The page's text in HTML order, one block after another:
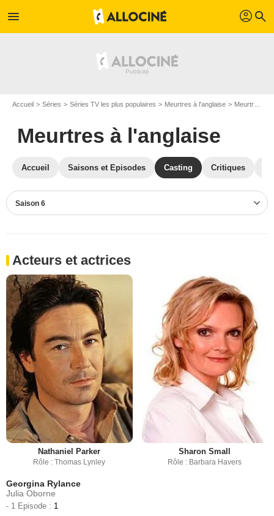
menu profil search
Accueil Séries Séries TV les plus populaires Meurtres à l'anglaise Meurtres à l'anglaise S06
Meurtres à l'anglaise
Accueil Saisons et Episodes Casting Critiques
Saison 6
Acteurs et actrices
Nathaniel Parker
Rôle : Thomas Lynley
Sharon Small
Rôle : Barbara Havers
Georgina Rylance
Julia Oborne
- 1 Episode : 1